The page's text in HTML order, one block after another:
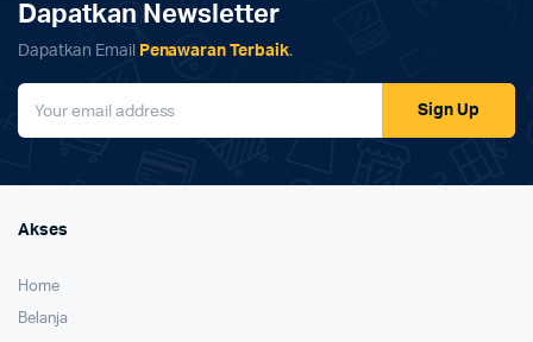
Dapatkan Newsletter
Dapatkan Email Penawaran Terbaik.
Sign Up
Akses
Home
Belanja